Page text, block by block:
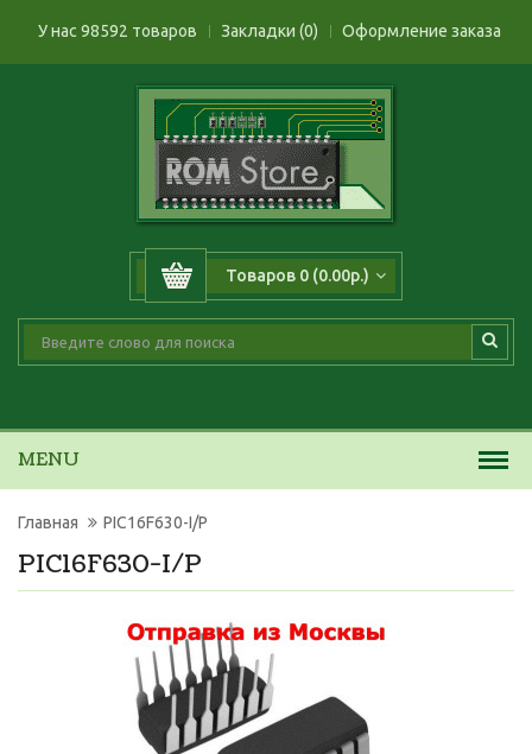
У нас 98592 товаров Закладки (0) Оформление заказа
Товаров 0 (0.00р.)
MENU
PIC16F630-I/P
Главная PIC16F630-I/P